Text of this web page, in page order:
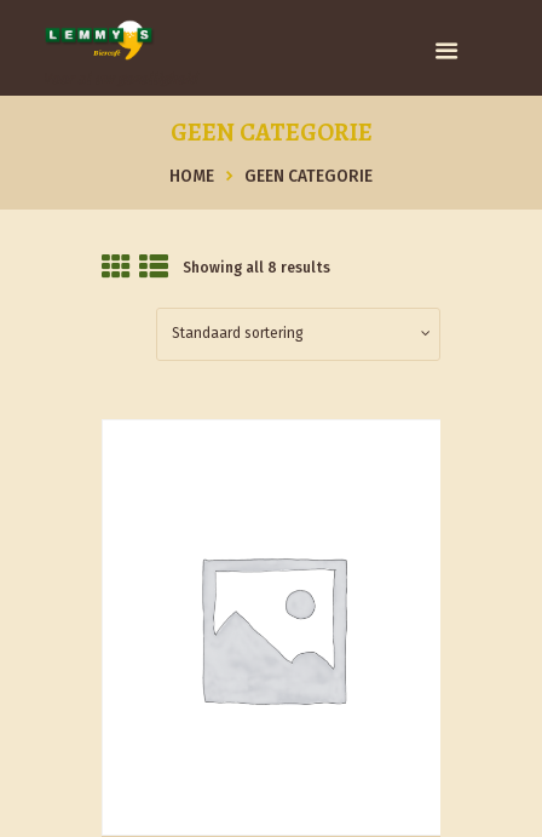
GEEN CATEGORIE
HOME GEEN CATEGORIE
Showing all 8 results